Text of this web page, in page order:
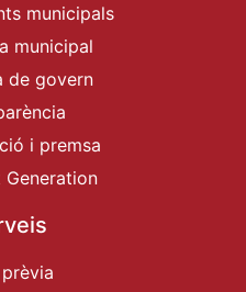
municipals
municipal
de govern
i premsa
Generation